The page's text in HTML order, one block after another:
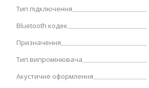
Тип підключення
Bluetooth кодек
Призначення
Тип випромінювача
Акустичне оформлення